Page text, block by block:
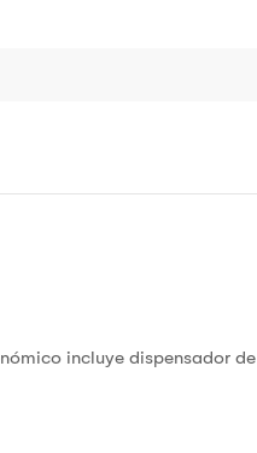
incluye dispensador de